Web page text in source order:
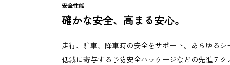
安全性能
確かな安全、高まる安心。
走行、駐車、降車時の安全をサポート。あらゆる
低減に寄与する予防安全パッケージなどの先進テ